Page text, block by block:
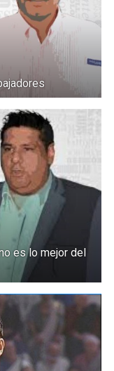
es lo mejor del